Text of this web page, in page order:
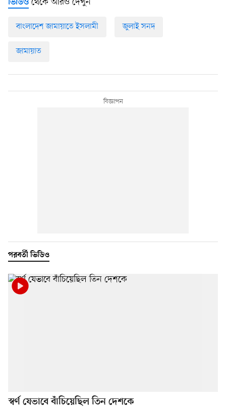
ভিডিও
বাংলাদেশ জামায়াতে ইসলামী জুলাই সনদ
জামায়াত
পরবর্তী ভিডিও
স্বর্ণ যেভাবে বাঁচিয়েছিল তিন দেশকে